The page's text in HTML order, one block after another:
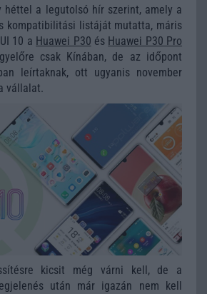
héttel a legutolsó hír szerint, amely a
kompatibilitási listáját mutatta, máris
10 a Huawei P30 és Huawei P30 Pro
csak Kínában, de az időpont
leírtaknak, ott ugyanis november
vállalat.
kicsit még várni kell, de a
után már igazán nem kell